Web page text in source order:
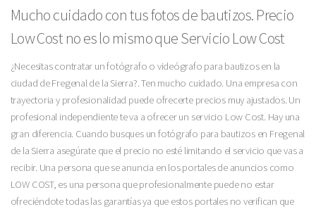
Mucho cuidado con tus fotos de bautizos. Precio
Low Cost no es lo mismo que Servicio Low Cost
¿Necesitas contratar un fotógrafo o videógrafo para bautizos en la
ciudad de Fregenal de la Sierra?. Ten mucho cuidado. Una empresa con
trayectoria y profesionalidad puede ofrecerte precios muy ajustados. Un
profesional independiente te va a ofrecer un servicio Low Cost. Hay una
gran diferencia. Cuando busques un fotógrafo para bautizos en Fregenal
de la Sierra asegúrate que el precio no esté limitando el servicio que vas a
recibir. Una persona que se anuncia en los portales de anuncios como
LOW COST, es una persona que profesionalmente puede no estar
ofreciéndote todas las garantías ya que estos portales no verifican que